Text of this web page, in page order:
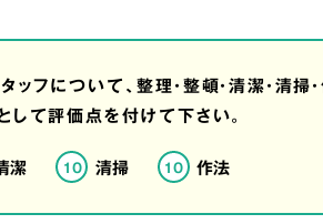
フについて、整理・整頓・清潔・清掃
て評価点を付けて下さい。
潔 10 清掃 10 作法